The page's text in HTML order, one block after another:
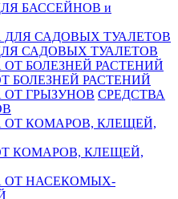
БАССЕЙНОВ и
САДОВЫХ ТУАЛЕТОВ
БОЛЕЗНЕЙ РАСТЕНИЙ
СРЕДСТВА
КОМАРОВ, КЛЕЩЕЙ,